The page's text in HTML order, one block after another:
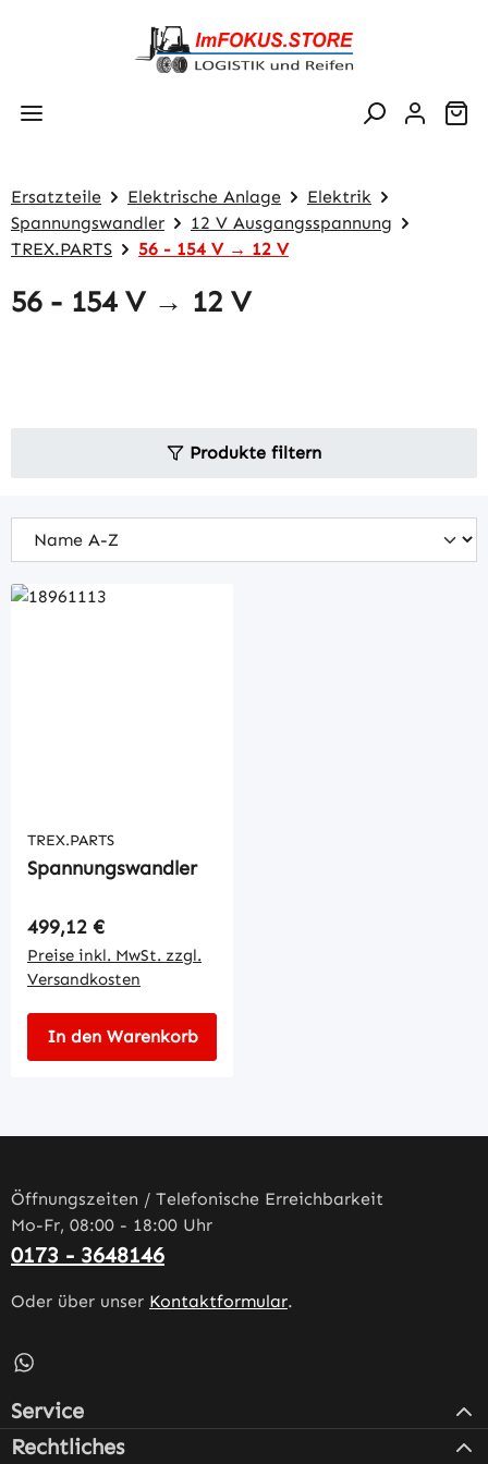
Zum Hauptinhalt springen
Ersatzteile Elektrische Anlage
Elektrik
Spannungswandler
12 V Ausgangsspannung
TREX.PARTS
56 - 154 V → 12 V
56 - 154 V → 12 V
Produkte filtern
TREX.PARTS
Spannungswandler
Regulärer Preis:
499,12 €
Preise inkl. MwSt. zzgl.
Versandkosten
In den Warenkorb
Öffnungszeiten / Telefonische Erreichbarkeit
Mo-Fr, 08:00 - 18:00 Uhr
0173 - 3648146
Oder über unser Kontaktformular.
Schreib uns auf WhatsApp – öffnet in neuem Tab
Service
Rechtliches